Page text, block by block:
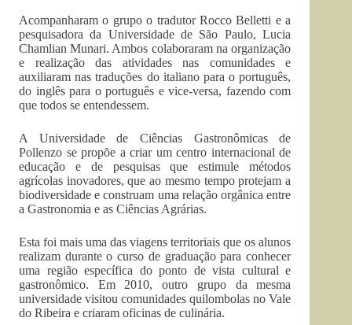
Acompanharam o grupo o tradutor Rocco Belletti e a
pesquisadora da Universidade de São Paulo, Lucia
Chamlian Munari. Ambos colaboraram na organização
e realização das atividades nas comunidades e
auxiliaram nas traduções do italiano para o português,
do inglês para o português e vice-versa, fazendo com
que todos se entendessem.
A Universidade de Ciências Gastronômicas de
Pollenzo se propõe a criar um centro internacional de
educação e de pesquisas que estimule métodos
agrícolas inovadores, que ao mesmo tempo protejam a
biodiversidade e construam uma relação orgânica entre
a Gastronomia e as Ciências Agrárias.
Esta foi mais uma das viagens territoriais que os alunos
realizam durante o curso de graduação para conhecer
uma região específica do ponto de vista cultural e
gastronômico. Em 2010, outro grupo da mesma
universidade visitou comunidades quilombolas no Vale
do Ribeira e criaram oficinas de culinária.